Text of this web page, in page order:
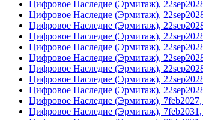
Цифровое Наследие (Эрмитаж),
Цифровое Наследие (Эрмитаж),
Цифровое Наследие (Эрмитаж),
Цифровое Наследие (Эрмитаж),
Цифровое Наследие (Эрмитаж),
Цифровое Наследие (Эрмитаж),
Цифровое Наследие (Эрмитаж),
Цифровое Наследие (Эрмитаж),
Цифровое Наследие (Эрмитаж),
Цифровое Наследие (Эрмитаж),
Цифровое Наследие (Эрмитаж),